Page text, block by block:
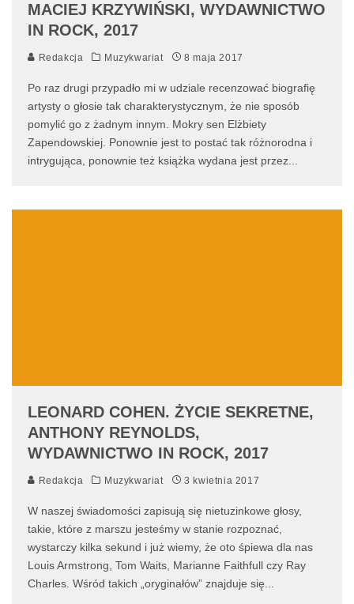
MACIEJ KRZYWIŃSKI, WYDAWNICTWO
IN ROCK, 2017
Redakcja Muzykwariat 8 maja 2017
Po raz drugi przypadło mi w udziale recenzować biografię
artysty o głosie tak charakterystycznym, że nie sposób
pomylić go z żadnym innym. Mokry sen Elżbiety
Zapendowskiej. Ponownie jest to postać tak różnorodna i
intrygująca, ponownie też książka wydana jest przez...
LEONARD COHEN. ŻYCIE SEKRETNE,
ANTHONY REYNOLDS,
WYDAWNICTWO IN ROCK, 2017
Redakcja Muzykwariat 3 kwietnia 2017
W naszej świadomości zapisują się nietuzinkowe głosy,
takie, które z marszu jesteśmy w stanie rozpoznać,
wystarczy kilka sekund i już wiemy, że oto śpiewa dla nas
Louis Armstrong, Tom Waits, Marianne Faithfull czy Ray
Charles. Wśród takich „oryginałów” znajduje się...